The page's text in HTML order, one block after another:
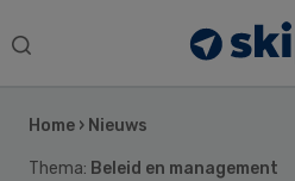
Search
Home › Nieuws
Thema: Beleid en management
Sidebar